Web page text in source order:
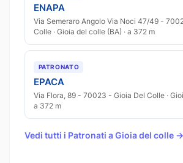
ENAPA
Via Semeraro Angolo Via Noci 47/49 -
Colle · Gioia del colle (BA) · a 372 m
PATRONATO
EPACA
Via Flora, 89 - 70023 - Gioia Del Colle ·
a 372 m
Vedi tutti i Patronati a Gioia del colle →